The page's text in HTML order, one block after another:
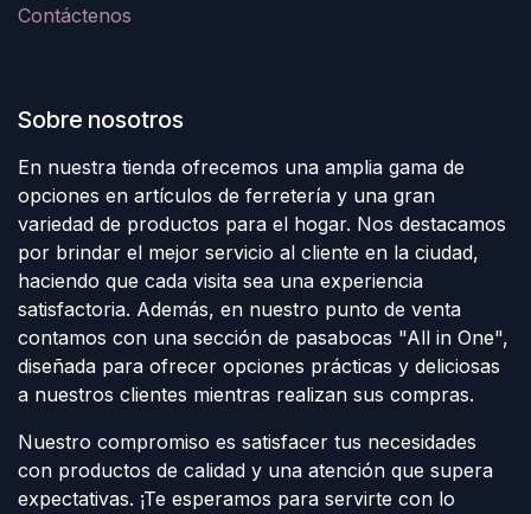
Contáctenos
Sobre nosotros
En nuestra tienda ofrecemos una amplia gama de
opciones en artículos de ferretería y una gran
variedad de productos para el hogar. Nos destacamos
por brindar el mejor servicio al cliente en la ciudad,
haciendo que cada visita sea una experiencia
satisfactoria. Además, en nuestro punto de venta
contamos con una sección de pasabocas "All in One",
diseñada para ofrecer opciones prácticas y deliciosas
a nuestros clientes mientras realizan sus compras.
Nuestro compromiso es satisfacer tus necesidades
con productos de calidad y una atención que supera
expectativas. ¡Te esperamos para servirte con lo